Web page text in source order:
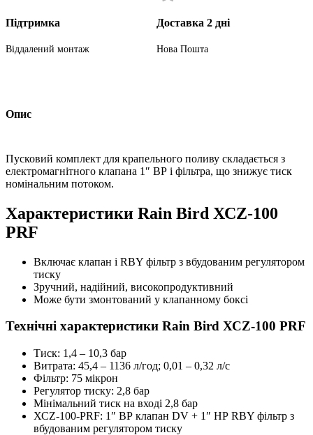
Підтримка
Віддалений монтаж
Доставка 2 дні
Нова Пошта
Опис
Пусковий комплект для крапельного поливу складається з
електромагнітного клапана 1″ ВР і фільтра, що знижує тиск
номінальним потоком.
Характеристики Rain Bird ХСZ-100
РRF
Включає клапан і RBY фільтр з вбудованим регулятором
тиску
Зручний, надійний, високопродуктивний
Може бути змонтований у клапанному боксі
Технічні характеристики Rain Bird ХСZ-100 РRF
Тиск: 1,4 – 10,3 бар
Витрата: 45,4 – 1136 л/год; 0,01 – 0,32 л/с
Фільтр: 75 мікрон
Регулятор тиску: 2,8 бар
Мінімальний тиск на вході 2,8 бар
ХСZ-100-РRF: 1″ ВР клапан DV + 1″ НР RBY фільтр з
вбудованим регулятором тиску